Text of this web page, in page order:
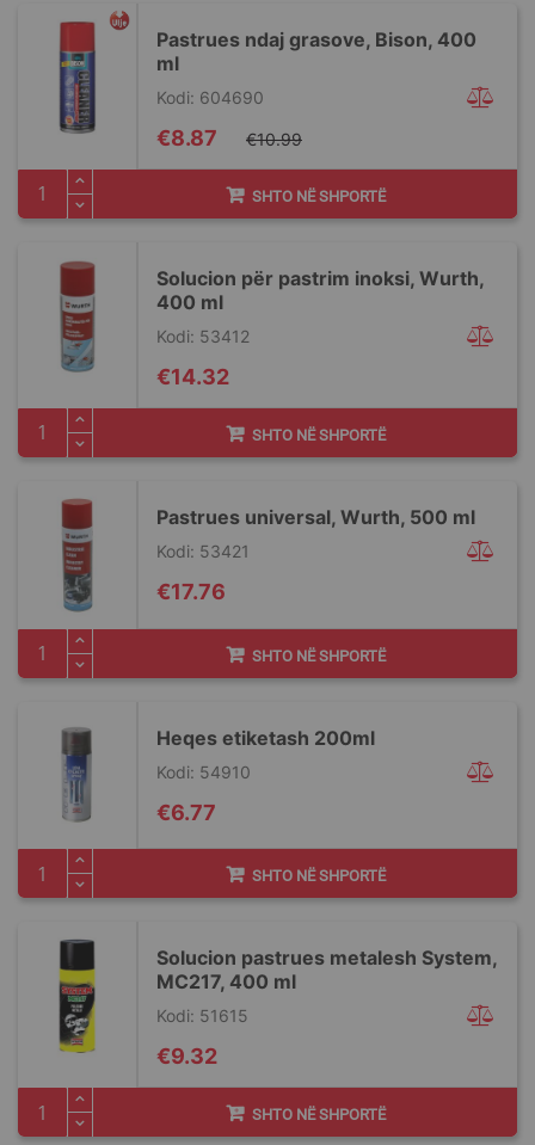
Pastrues ndaj grasove, Bison, 400
ml
Kodi: 604690
Special
Price
€8.87 €10.99
SHTO NË SHPORTË
Solucion për pastrim inoksi, Wurth,
400 ml
Kodi: 53412
€14.32
SHTO NË SHPORTË
Pastrues universal, Wurth, 500 ml
Kodi: 53421
€17.76
SHTO NË SHPORTË
Heqes etiketash 200ml
Kodi: 54910
€6.77
SHTO NË SHPORTË
Solucion pastrues metalesh System,
MC217, 400 ml
Kodi: 51615
€9.32
SHTO NË SHPORTË